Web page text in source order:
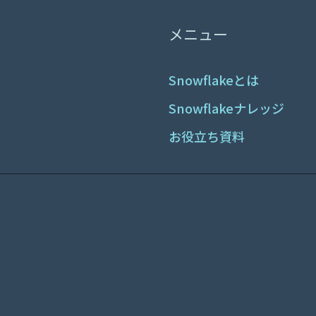
メニュー
Snowflakeとは
Snowflakeナレッジ
お役立ち資料